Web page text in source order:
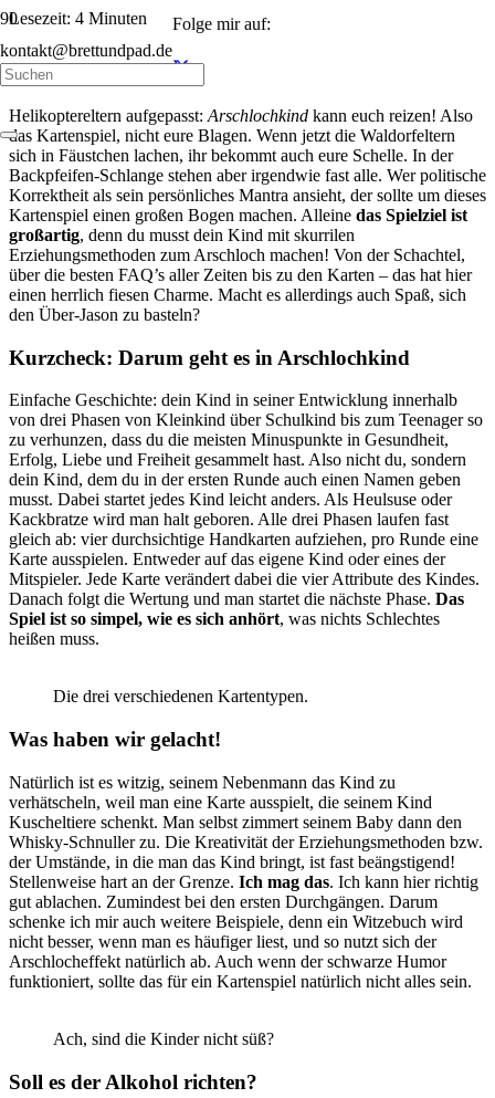
kontakt@brettundpad.de
Folge mir auf:
Lesezeit: 4 Minuten
Helikoptereltern aufgepasst: Arschlochkind kann euch reizen! Also
das Kartenspiel, nicht eure Blagen. Wenn jetzt die Waldorfeltern
sich in Fäustchen lachen, ihr bekommt auch eure Schelle. In der
Backpfeifen-Schlange stehen aber irgendwie fast alle. Wer politische
Korrektheit als sein persönliches Mantra ansieht, der sollte um dieses
Kartenspiel einen großen Bogen machen. Alleine das Spielziel ist
großartig, denn du musst dein Kind mit skurrilen
Erziehungsmethoden zum Arschloch machen! Von der Schachtel,
über die besten FAQ’s aller Zeiten bis zu den Karten – das hat hier
einen herrlich fiesen Charme. Macht es allerdings auch Spaß, sich
den Über-Jason zu basteln?
Kurzcheck: Darum geht es in Arschlochkind
Einfache Geschichte: dein Kind in seiner Entwicklung innerhalb
von drei Phasen von Kleinkind über Schulkind bis zum Teenager so
zu verhunzen, dass du die meisten Minuspunkte in Gesundheit,
Erfolg, Liebe und Freiheit gesammelt hast. Also nicht du, sondern
dein Kind, dem du in der ersten Runde auch einen Namen geben
musst. Dabei startet jedes Kind leicht anders. Als Heulsuse oder
Kackbratze wird man halt geboren. Alle drei Phasen laufen fast
gleich ab: vier durchsichtige Handkarten aufziehen, pro Runde eine
Karte ausspielen. Entweder auf das eigene Kind oder eines der
Mitspieler. Jede Karte verändert dabei die vier Attribute des Kindes.
Danach folgt die Wertung und man startet die nächste Phase. Das
Spiel ist so simpel, wie es sich anhört, was nichts Schlechtes
heißen muss.
Die drei verschiedenen Kartentypen.
Was haben wir gelacht!
Natürlich ist es witzig, seinem Nebenmann das Kind zu
verhätscheln, weil man eine Karte ausspielt, die seinem Kind
Kuscheltiere schenkt. Man selbst zimmert seinem Baby dann den
Whisky-Schnuller zu. Die Kreativität der Erziehungsmethoden bzw.
der Umstände, in die man das Kind bringt, ist fast beängstigend!
Stellenweise hart an der Grenze. Ich mag das. Ich kann hier richtig
gut ablachen. Zumindest bei den ersten Durchgängen. Darum
schenke ich mir auch weitere Beispiele, denn ein Witzebuch wird
nicht besser, wenn man es häufiger liest, und so nutzt sich der
Arschlocheffekt natürlich ab. Auch wenn der schwarze Humor
funktioniert, sollte das für ein Kartenspiel natürlich nicht alles sein.
Ach, sind die Kinder nicht süß?
Soll es der Alkohol richten?